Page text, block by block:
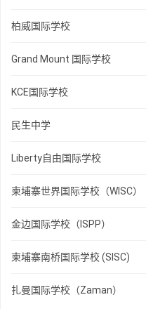
柏威国际学校
Grand Mount 国际学校
KCE国际学校
民生中学
Liberty自由国际学校
柬埔寨世界国际学校（WISC）
金边国际学校（ISPP）
柬埔寨南桥国际学校 (SISC)
扎曼国际学校（Zaman）